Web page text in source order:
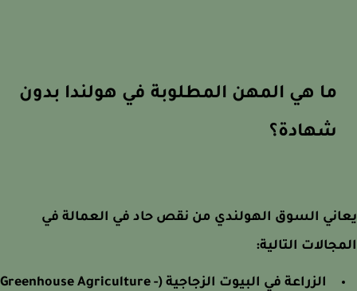
ما هي المهن المطلوبة في هولندا بدون
شهادة؟
السوق الهولندي من نقص حاد في العمالة في
التالية:
الزراعة في البيوت الزجاجية (Greenhouse Agriculture -